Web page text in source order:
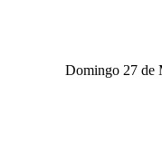
Domingo 27 de